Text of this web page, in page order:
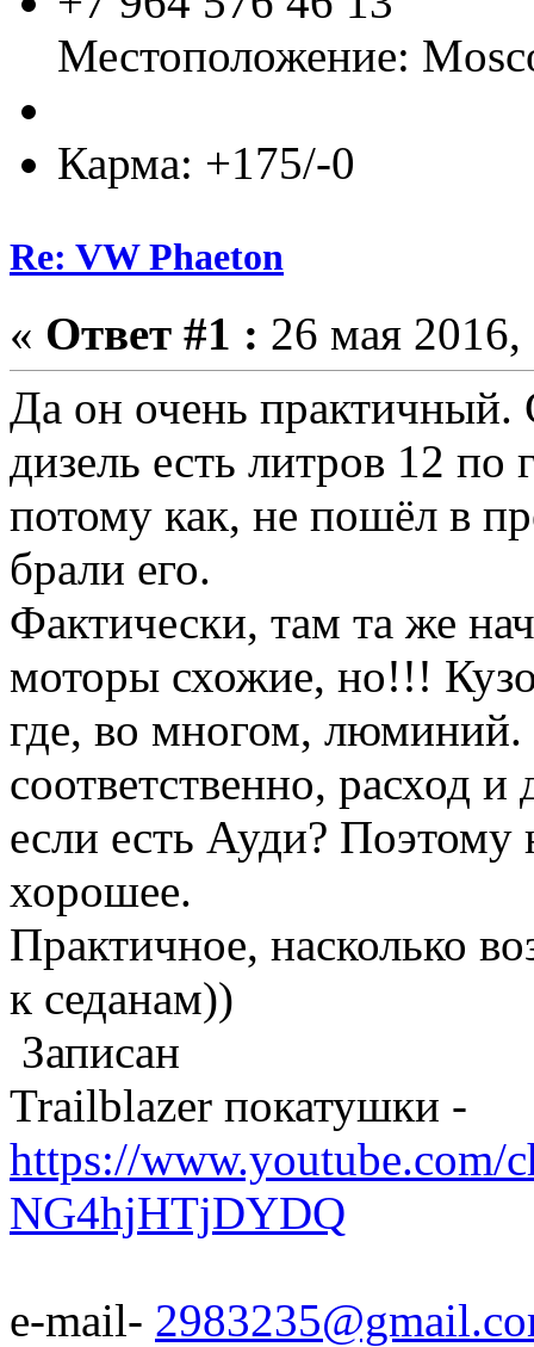
Местоположение:
Карма: +175/-0
Re: VW Phaeton
« Ответ #1 : 26 мая
Да он очень практичный.
дизель есть литров 12
потому как, не пошёл в
брали его.
Фактически, там та же
моторы схожие, но!!!
где, во многом,
соответственно, расход
если есть Ауди? Поэтому
хорошее.
Практичное, насколько
к седанам))
Записан
Trailblazer покатушки -
https://
NG4hjHTjDYDQ
e-mail-